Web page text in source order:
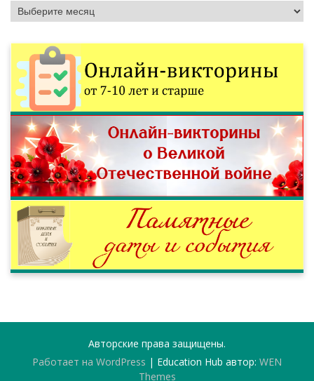
Архивы
Авторские права защищены.
Работает на WordPress | Education Hub автор: WEN
Themes